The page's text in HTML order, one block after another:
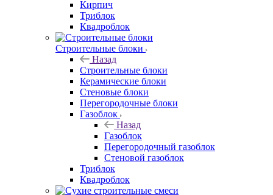
Кирпич
Триблок
Квадроблок
Строительные блоки
Назад
Строительные блоки
Керамические блоки
Стеновые блоки
Перегородочные блоки
Газоблок
Назад
Газоблок
Перегородочный газоблок
Стеновой газоблок
Триблок
Квадроблок